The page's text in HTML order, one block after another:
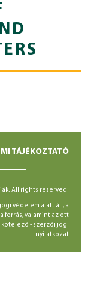
TÁJÉKOZTATÓ
All rights reserved.
védelem alatt áll, a
forrás, valamint az ott
- szerzői jogi
nyilatkozat